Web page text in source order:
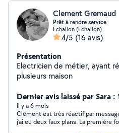
Clement Gremaud
Prêt à rendre service
Échallon (Échallon)
4/5 (16 avis)
Présentation
Electricien de métier, ayant
plusieurs maison
Dernier avis laissé par Sara :
Il y a 6 mois
Clément est très réactif par
j’ai eu deux faux plans. La première fois, j’ai dû lui écrire pour